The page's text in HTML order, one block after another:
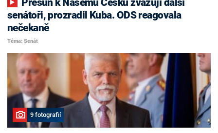
senátoři, prozradil Kuba. ODS reagovala
nečekaně
Téma: Senát
9 fotografií